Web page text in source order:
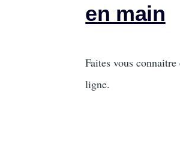
en main
Intro
Faites vous
ligne.